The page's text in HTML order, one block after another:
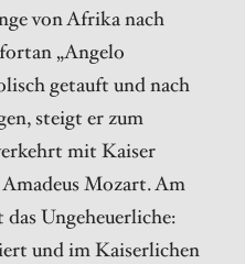
von Afrika nach
„Angelo
getauft und nach
steigt er zum
mit Kaiser
Mozart. Am
das Ungeheuerliche:
und im Kaiserlichen